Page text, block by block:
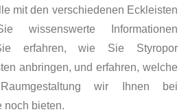
mit den verschiedenen Eckleisten
Informationen
erfahren, wie Sie Styropor
anbringen, und erfahren, welche
wir Ihnen bei
noch bieten.